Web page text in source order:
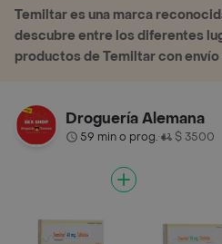
Temiltar es una marca
descubre entre los diferentes
productos de Temiltar con
Droguería Alemana
59 min o prog.• $ 3500